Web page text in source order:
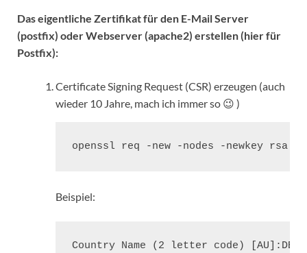
Das eigentliche Zertifikat für den E-Mail Server
(postfix) oder Webserver (apache2) erstellen (hier für
Postfix):
Certificate Signing Request (CSR) erzeugen (auch
wieder 10 Jahre, mach ich immer so 😉 )
openssl req -new -nodes -newkey
Beispiel:
Country Name (2 letter code) [AU]:DE